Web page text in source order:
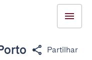
Partilhar